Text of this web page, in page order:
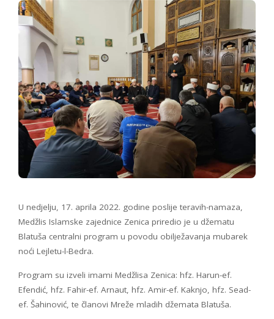
U nedjelju, 17. aprila 2022. godine poslije teravih-namaza,
Medžlis Islamske zajednice Zenica priredio je u džematu
Blatuša centralni program u povodu obilježavanja mubarek
noći Lejletu-l-Bedra.
Program su izveli imami Medžlisa Zenica: hfz. Harun-ef.
Efendić, hfz. Fahir-ef. Arnaut, hfz. Amir-ef. Kaknjo, hfz. Sead-
ef. Šahinović, te članovi Mreže mladih džemata Blatuša.